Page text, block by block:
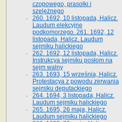
czopowego, prasołki i
szelężnego
260. 1692, 10 listopada, Halicz.
Laudum elekcyjne
podkomorzego. 261. 1692, 12
listopada, Halicz. Laudum
sejmiku halickiego
262. 1692, 12 listopada, Halicz.
Instrukcya sejmiku posłom na
sejm walny
263. 1693, 15 września, Halicz.
Protestacya z powodu zerwania
sejmiku deputackiego
264. 1694, 3 listopada, Halicz.
Laudum sejmiku halickiego
265. 1695, 26 maja, Halicz.
Laudum sejmiku halickiego